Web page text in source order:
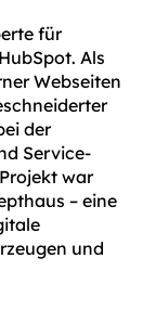
für
Als
Webseiten
der
Service-
war
– eine
und